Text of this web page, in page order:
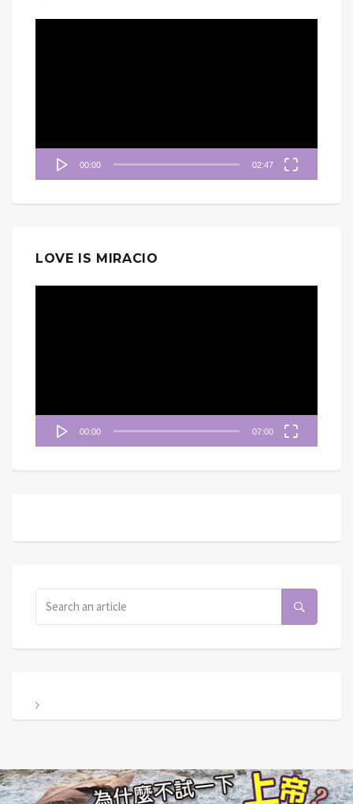
00:00 02:47
LOVE IS MIRACIO
00:00 07:00